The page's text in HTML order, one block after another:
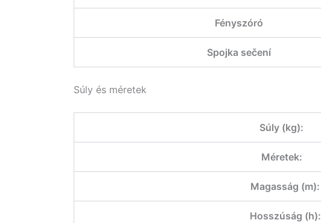
Fényszóró
Spojka sečení
Súly és méretek
Súly (kg):
Méretek:
Magasság (m):
Hosszúság (h):